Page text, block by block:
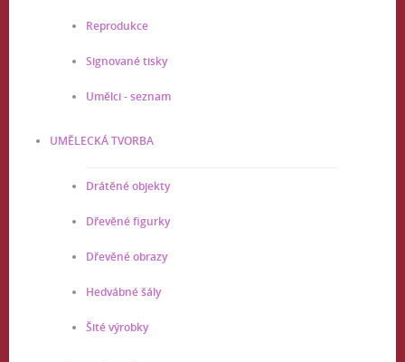
Reprodukce
Signované tisky
Umělci - seznam
UMĚLECKÁ TVORBA
Drátěné objekty
Dřevěné figurky
Dřevěné obrazy
Hedvábné šály
Šité výrobky